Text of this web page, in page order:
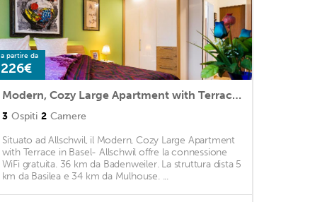
a partire da
226€
Modern, Cozy Large Apartment with Terrace in Basel- Allschwil
3 Ospiti 2 Camere
Situato ad Allschwil, il Modern, Cozy Large Apartment
with Terrace in Basel- Allschwil offre la connessione
WiFi gratuita. 36 km da Badenweiler. La struttura dista 5
km da Basilea e 34 km da Mulhouse. ...